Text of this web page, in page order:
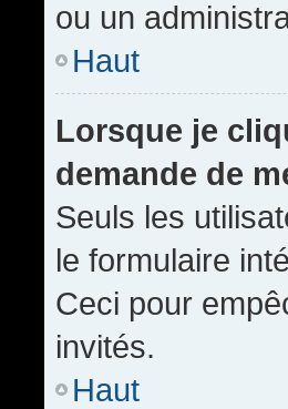
ou un
Haut
Lorsque je
demande de
Seuls les
le formulaire
Ceci pour
invités.
Haut